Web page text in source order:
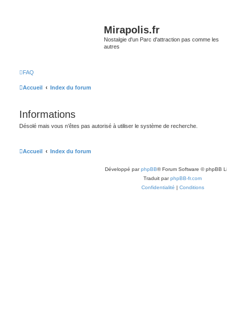
Mirapolis.fr
Nostalgie d'un Parc d'attraction pas comme les
autres
FAQ
Accueil Index du forum
Informations
Désolé mais vous n’êtes pas autorisé à utiliser le système de recherche.
Accueil Index du forum
Développé parphpBB® Forum Software © phpBB
Traduit parphpBB-fr.com
Confidentialité | Conditions